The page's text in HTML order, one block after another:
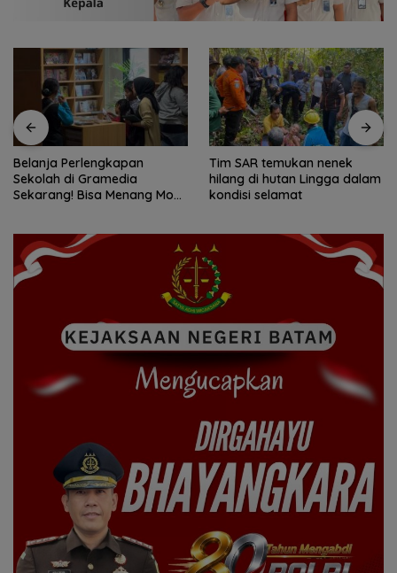
Tim SAR temukan nenek
hilang di hutan Lingga dalam
kondisi selamat
Tim SAR gabungan cari
nenek 68 tahun hilang di
Lingga Kepri